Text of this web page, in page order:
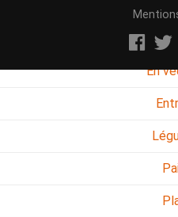
En